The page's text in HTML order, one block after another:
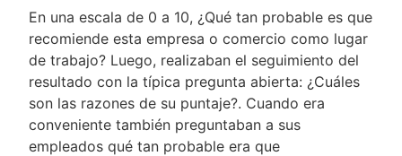
En una escala de 0 a 10, ¿Qué tan probable es que
recomiende esta empresa o comercio como lugar
de trabajo? Luego, realizaban el seguimiento del
resultado con la típica pregunta abierta: ¿Cuáles
son las razones de su puntaje?. Cuando era
conveniente también preguntaban a sus
empleados qué tan probable era que